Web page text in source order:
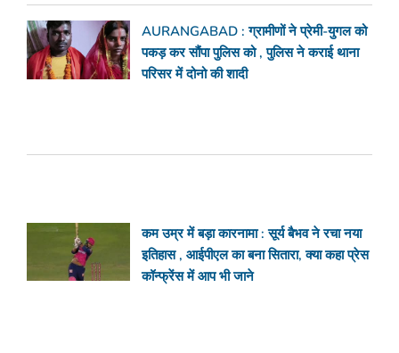
AURANGABAD : ग्रामीणों ने प्रेमी-युगल को
पकड़ कर सौंपा पुलिस को , पुलिस ने कराई थाना
परिसर में दोनो की शादी
कम उम्र में बड़ा कारनामा : सूर्य बैभव ने रचा नया
इतिहास , आईपीएल का बना सितारा, क्या कहा प्रेस
कॉन्फ्रेंस में आप भी जाने